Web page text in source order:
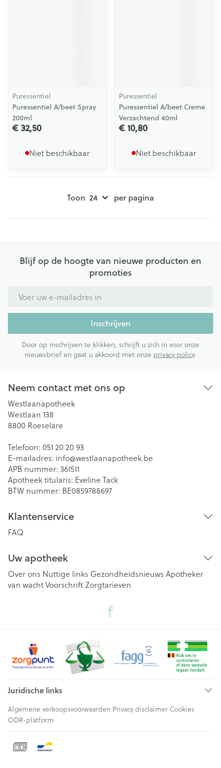
Puressentiel
Puressentiel A/beet Spray
200ml
€ 32,50
Niet beschikbaar
Puressentiel
Puressentiel A/beet Creme
Verzachtend 40ml
€ 10,80
Niet beschikbaar
Toon per pagina
Blijf op de hoogte van nieuwe producten en
promoties
Inschrijven
Door op inschrijven te klikken, schrijft u zich in voor onze
nieuwsbrief en gaat u akkoord met onze privacy policy.
Neem contact met ons op
Westlaanapotheek
Westlaan 138
8800 Roeselare
Telefoon: 051 20 20 93
E-mailadres: info@westlaanapotheek.be
APB nummer: 361511
Apotheek titularis: Eveline Tack
BTW nummer: BE0859788697
Klantenservice
FAQ
Uw apotheek
Over ons Nuttige links Gezondheidsnieuws Apotheker
van wachtVoorschriftZorgtarieven
Juridische links
Algemene verkoopsvoorwaarden Privacy disclaimer Cookies
ODR-platform